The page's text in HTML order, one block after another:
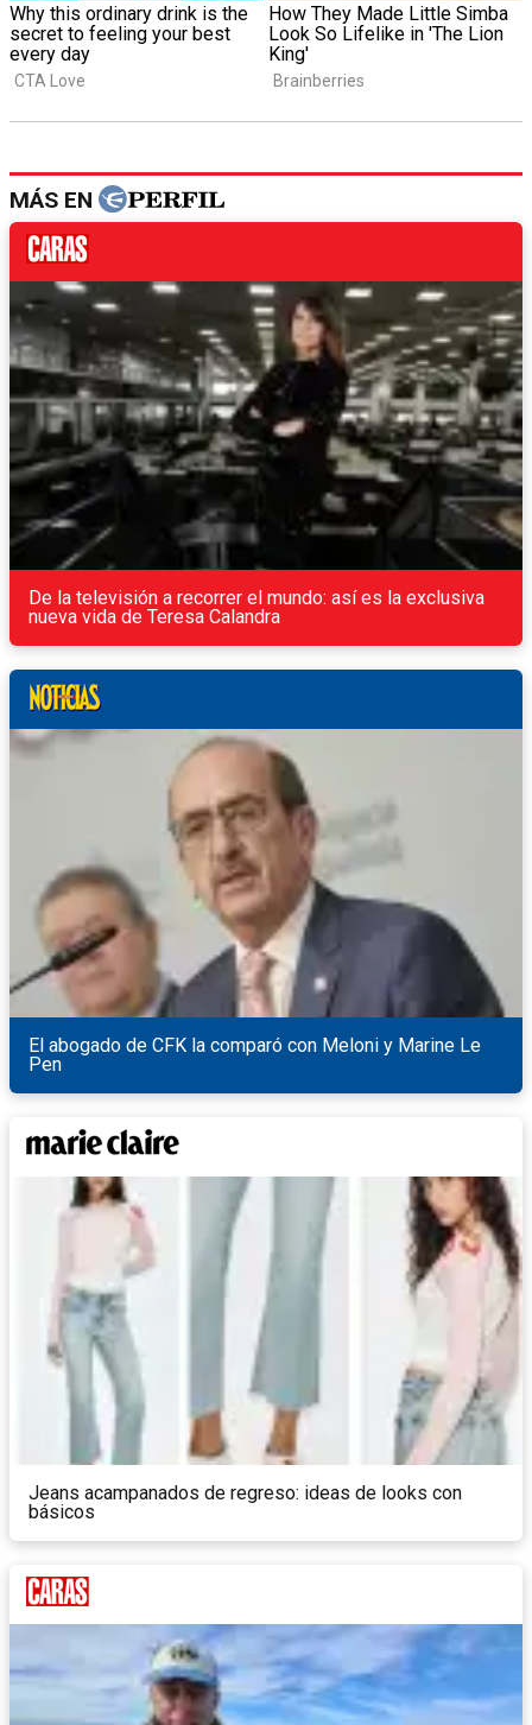
MÁS EN
De la televisión a recorrer el mundo: así es la exclusiva
nueva vida de Teresa Calandra
El abogado de CFK la comparó con Meloni y Marine Le
Pen
Jeans acampanados de regreso: ideas de looks con
básicos